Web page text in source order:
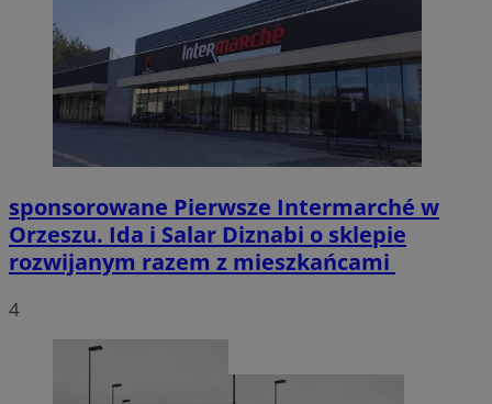
sponsorowane Pierwsze Intermarché w
Orzeszu. Ida i Salar Diznabi o sklepie
rozwijanym razem z mieszkańcami
4